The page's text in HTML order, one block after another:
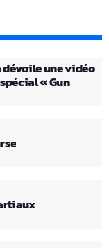
dévoile une vidéo
« Gun